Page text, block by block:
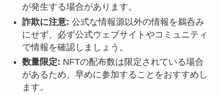
が発生する場合があります。
詐欺に注意: 公式な情報源以外の情報を鵜呑み
にせず、必ず公式ウェブサイトやコミュニティ
で情報を確認しましょう。
数量限定: NFTの配布数は限定されている場合
があるため、早めに参加することをおすすめし
ます。